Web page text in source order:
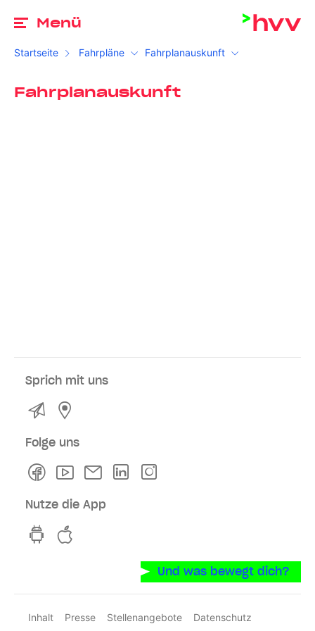
Menü
Startseite Fahrpläne Fahrplanauskunft
Fahrplanauskunft
Sprich mit uns
Kontakt
Folge uns
FacebookYoutubeNewsletterLinkedln
Nutze die App
hvv switch App auf GooglePlay
Und was bewegt dich?
Inhalt Presse Stellenangebote
Datenschutz